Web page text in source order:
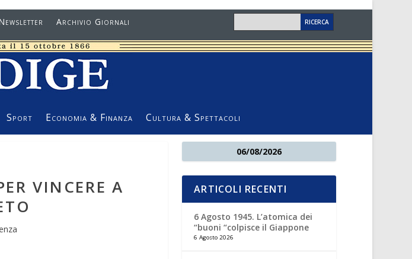
Archivio Giornali
Sport Economia & Finanza Cultura & Spettacoli
VINCERE A
06/08/2026
ARTICOLI RECENTI
6 Agosto 1945. L’atomica dei
“buoni “colpisce il Giappone
6 Agosto 2026